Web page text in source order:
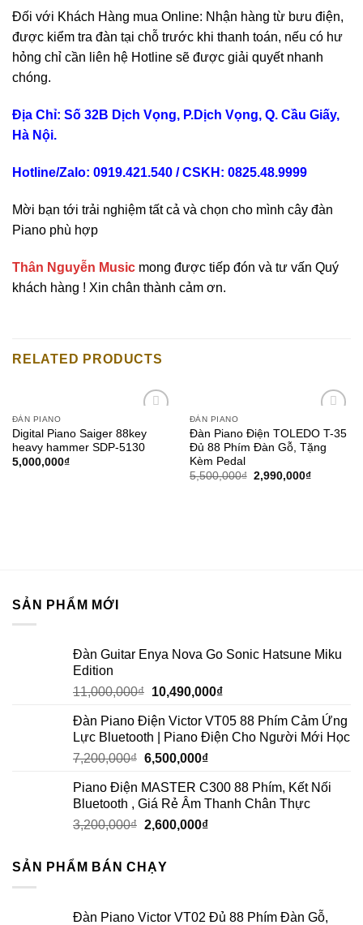
Đối với Khách Hàng mua Online: Nhận hàng từ bưu điện,
được kiểm tra đàn tại chỗ trước khi thanh toán, nếu có hư
hỏng chỉ cần liên hệ Hotline sẽ được giải quyết nhanh
chóng.
Địa Chỉ: Số 32B Dịch Vọng, P.Dịch Vọng, Q. Cầu Giấy,
Hà Nội.
Hotline/Zalo: 0919.421.540 / CSKH: 0825.48.9999
Mời bạn tới trải nghiệm tất cả và chọn cho mình cây đàn
Piano phù hợp
Thân Nguyễn Music mong được tiếp đón và tư vấn Quý
khách hàng ! Xin chân thành cảm ơn.
RELATED PRODUCTS
wishlist
ĐÀN PIANO
Digital Piano Saiger 88key
heavy hammer SDP-5130
5,000,000₫
wishlist
ĐÀN PIANO
Đàn Piano Điện TOLEDO T-35
Đủ 88 Phím Đàn Gỗ, Tặng
Kèm Pedal
5,500,000₫ 2,990,000₫
SẢN PHẨM MỚI
Đàn Guitar Enya Nova Go Sonic Hatsune Miku
Edition
11,000,000₫ 10,490,000₫
Đàn Piano Điện Victor VT05 88 Phím Cảm Ứng
Lực Bluetooth | Piano Điện Cho Người Mới Học
7,200,000₫ 6,500,000₫
Piano Điện MASTER C300 88 Phím, Kết Nối
Bluetooth , Giá Rẻ Âm Thanh Chân Thực
3,200,000₫ 2,600,000₫
SẢN PHẨM BÁN CHẠY
Đàn Piano Victor VT02 Đủ 88 Phím Đàn Gỗ,